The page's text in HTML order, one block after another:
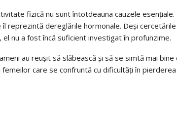
fizică nu sunt întotdeauna cauzele
reprezintă dereglările hormonale. Deși
nu a fost încă suficient investigat în profunzime.
au reușit să slăbească și să se simtă mai
care se confruntă cu dificultăți în